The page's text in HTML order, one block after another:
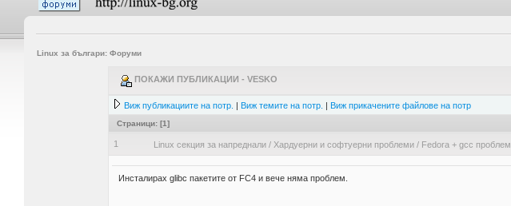
Linux за българи: Форуми
ПОКАЖИ ПУБЛИКАЦИИ - VESKO
Виж публикациите на потр. | Виж темите на потр. | Виж прикачените файлове на потр
Страници: [1]
1 Linux секция за напреднали / Хардуерни и софтуерни проблеми / Fedora + gcc
Инсталирах glibc пакетите от FC4 и вече няма проблем.